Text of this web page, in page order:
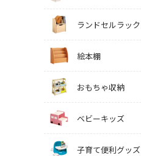
ランドセルラック
絵本棚
おもちゃ収納
ベビーキッズ
子育て便利グッズ